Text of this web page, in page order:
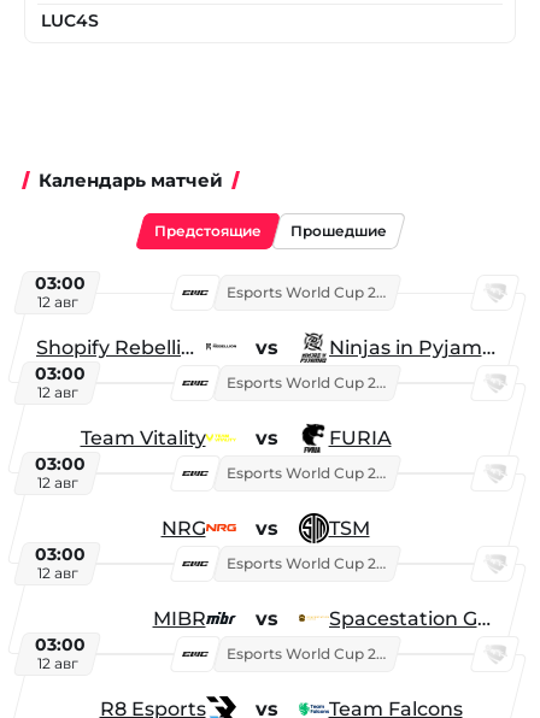
LUC4S
Календарь матчей
Предстоящие Прошедшие
03:00
12 авг
Esports World Cup 2026
Shopify Rebellion vs Ninjas in Pyjamas
03:00
12 авг
Esports World Cup 2026
Team Vitality vs FURIA
03:00
12 авг
Esports World Cup 2026
NRG vs TSM
03:00
12 авг
Esports World Cup 2026
MIBR vs Spacestation Gaming
03:00
12 авг
Esports World Cup 2026
R8 Esports vs Team Falcons